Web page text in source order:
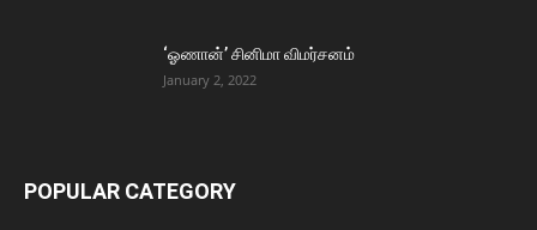
‘ஓணான்’ சினிமா விமர்சனம்
January 2, 2022
POPULAR CATEGORY